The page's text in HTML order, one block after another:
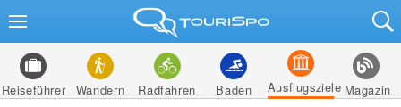
Reiseführer Wandern Radfahren Baden Ausflugsziele Magazin